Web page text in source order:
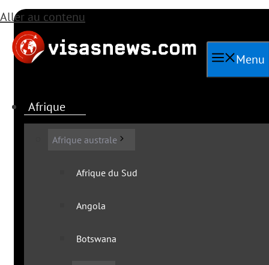
Aller au contenu
Menu
Afrique
Afrique australe
Afrique du Sud
Angola
Botswana